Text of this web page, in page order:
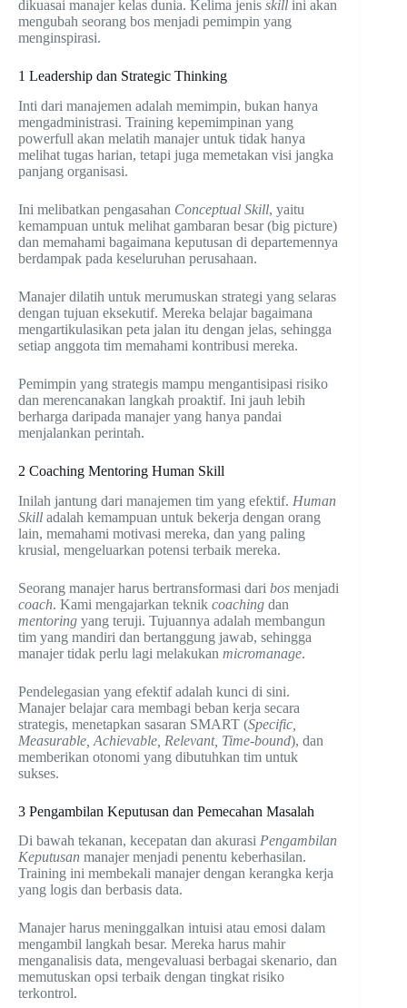
dikuasai manajer kelas dunia. Kelima jenis skill ini akan
mengubah seorang bos menjadi pemimpin yang
menginspirasi.
1 Leadership dan Strategic Thinking
Inti dari manajemen adalah memimpin, bukan hanya
mengadministrasi. Training kepemimpinan yang
powerfull akan melatih manajer untuk tidak hanya
melihat tugas harian, tetapi juga memetakan visi jangka
panjang organisasi.
Ini melibatkan pengasahan Conceptual Skill, yaitu
kemampuan untuk melihat gambaran besar (big picture)
dan memahami bagaimana keputusan di departemennya
berdampak pada keseluruhan perusahaan.
Manajer dilatih untuk merumuskan strategi yang selaras
dengan tujuan eksekutif. Mereka belajar bagaimana
mengartikulasikan peta jalan itu dengan jelas, sehingga
setiap anggota tim memahami kontribusi mereka.
Pemimpin yang strategis mampu mengantisipasi risiko
dan merencanakan langkah proaktif. Ini jauh lebih
berharga daripada manajer yang hanya pandai
menjalankan perintah.
2 Coaching Mentoring Human Skill
Inilah jantung dari manajemen tim yang efektif. Human
Skill adalah kemampuan untuk bekerja dengan orang
lain, memahami motivasi mereka, dan yang paling
krusial, mengeluarkan potensi terbaik mereka.
Seorang manajer harus bertransformasi dari bos menjadi
coach. Kami mengajarkan teknik coaching dan
mentoring yang teruji. Tujuannya adalah membangun
tim yang mandiri dan bertanggung jawab, sehingga
manajer tidak perlu lagi melakukan micromanage.
Pendelegasian yang efektif adalah kunci di sini.
Manajer belajar cara membagi beban kerja secara
strategis, menetapkan sasaran SMART (Specific,
Measurable, Achievable, Relevant, Time-bound), dan
memberikan otonomi yang dibutuhkan tim untuk
sukses.
3 Pengambilan Keputusan dan Pemecahan Masalah
Di bawah tekanan, kecepatan dan akurasi Pengambilan
Keputusan manajer menjadi penentu keberhasilan.
Training ini membekali manajer dengan kerangka kerja
yang logis dan berbasis data.
Manajer harus meninggalkan intuisi atau emosi dalam
mengambil langkah besar. Mereka harus mahir
menganalisis data, mengevaluasi berbagai skenario, dan
memutuskan opsi terbaik dengan tingkat risiko
terkontrol.